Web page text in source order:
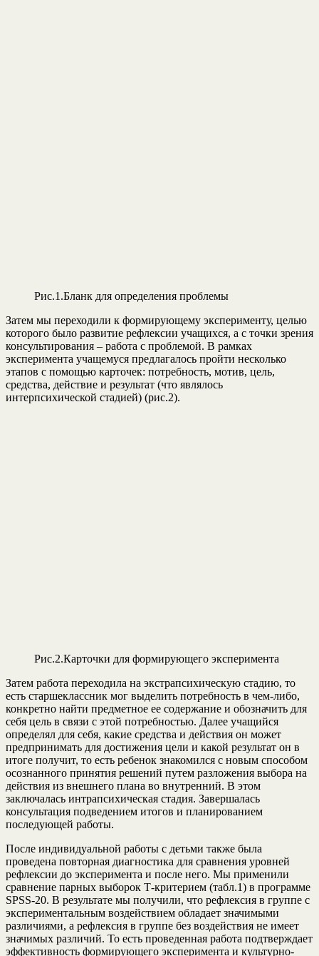
Рис.1.Бланк для определения проблемы
Затем мы переходили к формирующему эксперименту, целью
которого было развитие рефлексии учащихся, а с точки зрения
консультирования – работа с проблемой. В рамках
эксперимента учащемуся предлагалось пройти несколько
этапов с помощью карточек: потребность, мотив, цель,
средства, действие и результат (что являлось
интерпсихической стадией) (рис.2).
Рис.2.Карточки для формирующего эксперимента
Затем работа переходила на экстрапсихическую стадию, то
есть старшеклассник мог выделить потребность в чем-либо,
конкретно найти предметное ее содержание и обозначить для
себя цель в связи с этой потребностью. Далее учащийся
определял для себя, какие средства и действия он может
предпринимать для достижения цели и какой результат он в
итоге получит, то есть ребенок знакомился с новым способом
осознанного принятия решений путем разложения выбора на
действия из внешнего плана во внутренний. В этом
заключалась интрапсихическая стадия. Завершалась
консультация подведением итогов и планированием
последующей работы.
После индивидуальной работы с детьми также была
проведена повторная диагностика для сравнения уровней
рефлексии до эксперимента и после него. Мы применили
сравнение парных выборок Т-критерием (табл.1) в программе
SPSS-20. В результате мы получили, что рефлексия в группе с
экспериментальным воздействием обладает значимыми
различиями, а рефлексия в группе без воздействия не имеет
значимых различий. То есть проведенная работа подтверждает
эффективность формирующего эксперимента и культурно-